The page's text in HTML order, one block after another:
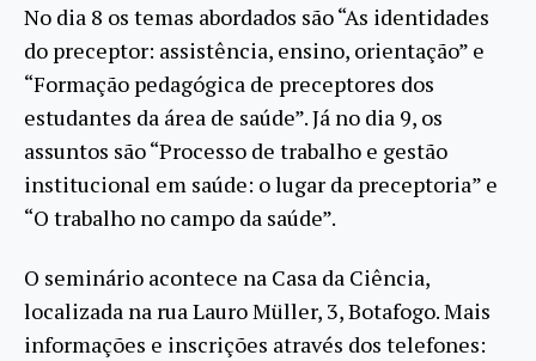
No dia 8 os temas abordados são “As identidades
do preceptor: assistência, ensino, orientação” e
“Formação pedagógica de preceptores dos
estudantes da área de saúde”. Já no dia 9, os
assuntos são “Processo de trabalho e gestão
institucional em saúde: o lugar da preceptoria” e
“O trabalho no campo da saúde”.
O seminário acontece na Casa da Ciência,
localizada na rua Lauro Müller, 3, Botafogo. Mais
informações e inscrições através dos telefones: